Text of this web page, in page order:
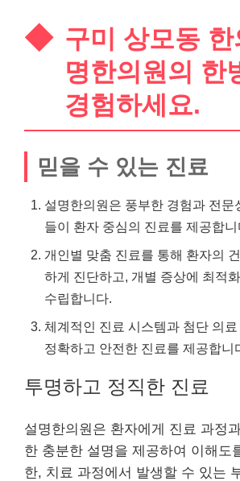
구미 상모동 한
명한의원의 한
경험하세요.
믿을 수 있는 진료
설명한의원은 풍부한 경험과 전문
들이 환자 중심의 진료를 제공합니
개인별 맞춤 진료를 통해 환자의
하게 진단하고, 개별 증상에 최적
수립합니다.
체계적인 진료 시스템과 첨단 의
정확하고 안전한 진료를 제공합니
투명하고 정직한 진료
설명한의원은 환자에게 진료 과정
한 충분한 설명을 제공하여 이해도
한, 치료 과정에서 발생할 수 있는